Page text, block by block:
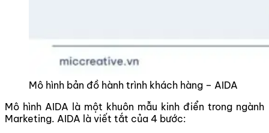
Mô hình bản đồ hành trình khách hàng – AIDA
Mô hình AIDA là một khuôn mẫu kinh điển trong ngành
Marketing. AIDA là viết tắt của 4 bước: